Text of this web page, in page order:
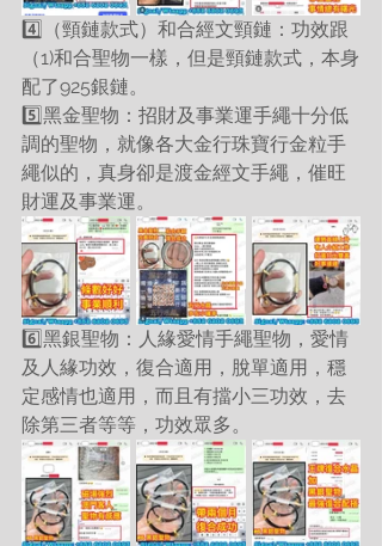
4️⃣（頸鏈款式）和合經文頸鏈：功效跟
（1)和合聖物一樣，但是頸鏈款式，本身
配了925銀鏈。
5️⃣黑金聖物：招財及事業運手繩十分低
調的聖物，就像各大金行珠寶行金粒手
繩似的，真身卻是渡金經文手繩，催旺
財運及事業運。
6️⃣黑銀聖物：人緣愛情手繩聖物，愛情
及人緣功效，復合適用，脫單適用，穩
定感情也適用，而且有擋小三功效，去
除第三者等等，功效眾多。